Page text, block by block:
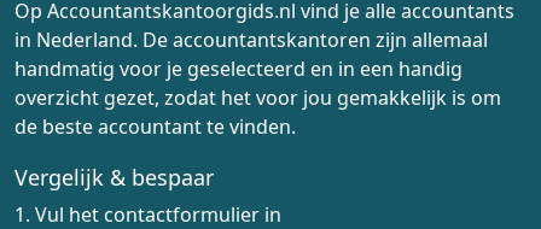
Op Accountantskantoorgids.nl vind je alle accountants
in Nederland. De accountantskantoren zijn allemaal
handmatig voor je geselecteerd en in een handig
overzicht gezet, zodat het voor jou gemakkelijk is om
de beste accountant te vinden.
Vergelijk & bespaar
1. Vul het contactformulier in